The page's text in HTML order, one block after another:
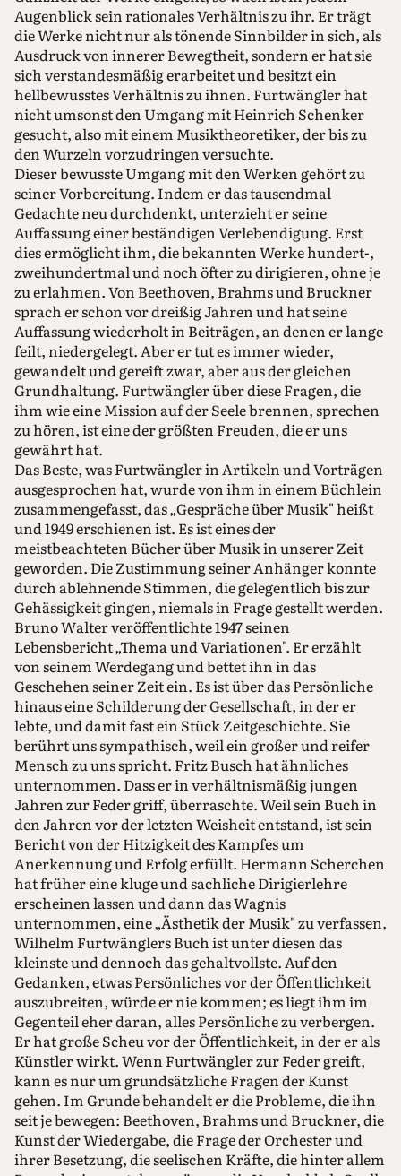
Augenblick sein rationales Verhältnis zu ihr. Er trägt
die Werke nicht nur als tönende Sinnbilder in sich, als
Ausdruck von innerer Bewegtheit, sondern er hat sie
sich verstandesmäßig erarbeitet und besitzt ein
hellbewusstes Verhältnis zu ihnen. Furtwängler hat
nicht umsonst den Umgang mit Heinrich Schenker
gesucht, also mit einem Musiktheoretiker, der bis zu
den Wurzeln vorzudringen versuchte.
Dieser bewusste Umgang mit den Werken gehört zu
seiner Vorbereitung. Indem er das tausendmal
Gedachte neu durchdenkt, unterzieht er seine
Auffassung einer beständigen Verlebendigung. Erst
dies ermöglicht ihm, die bekannten Werke hundert-,
zweihundertmal und noch öfter zu dirigieren, ohne je
zu erlahmen. Von Beethoven, Brahms und Bruckner
sprach er schon vor dreißig Jahren und hat seine
Auffassung wiederholt in Beiträgen, an denen er lange
feilt, niedergelegt. Aber er tut es immer wieder,
gewandelt und gereift zwar, aber aus der gleichen
Grundhaltung. Furtwängler über diese Fragen, die
ihm wie eine Mission auf der Seele brennen, sprechen
zu hören, ist eine der größten Freuden, die er uns
gewährt hat.
Das Beste, was Furtwängler in Artikeln und Vorträgen
ausgesprochen hat, wurde von ihm in einem Büchlein
zusammengefasst, das „Gespräche über Musik" heißt
und 1949 erschienen ist. Es ist eines der
meistbeachteten Bücher über Musik in unserer Zeit
geworden. Die Zustimmung seiner Anhänger konnte
durch ablehnende Stimmen, die gelegentlich bis zur
Gehässigkeit gingen, niemals in Frage gestellt werden.
Bruno Walter veröffentlichte 1947 seinen
Lebensbericht „Thema und Variationen". Er erzählt
von seinem Werdegang und bettet ihn in das
Geschehen seiner Zeit ein. Es ist über das Persönliche
hinaus eine Schilderung der Gesellschaft, in der er
lebte, und damit fast ein Stück Zeitgeschichte. Sie
berührt uns sympathisch, weil ein großer und reifer
Mensch zu uns spricht. Fritz Busch hat ähnliches
unternommen. Dass er in verhältnismäßig jungen
Jahren zur Feder griff, überraschte. Weil sein Buch in
den Jahren vor der letzten Weisheit entstand, ist sein
Bericht von der Hitzigkeit des Kampfes um
Anerkennung und Erfolg erfüllt. Hermann Scherchen
hat früher eine kluge und sachliche Dirigierlehre
erscheinen lassen und dann das Wagnis
unternommen, eine „Ästhetik der Musik" zu verfassen.
Wilhelm Furtwänglers Buch ist unter diesen das
kleinste und dennoch das gehaltvollste. Auf den
Gedanken, etwas Persönliches vor der Öffentlichkeit
auszubreiten, würde er nie kommen; es liegt ihm im
Gegenteil eher daran, alles Persönliche zu verbergen.
Er hat große Scheu vor der Öffentlichkeit, in der er als
Künstler wirkt. Wenn Furtwängler zur Feder greift,
kann es nur um grundsätzliche Fragen der Kunst
gehen. Im Grunde behandelt er die Probleme, die ihn
seit je bewegen: Beethoven, Brahms und Bruckner, die
Kunst der Wiedergabe, die Frage der Orchester und
ihrer Besetzung, die seelischen Kräfte, die hinter allem